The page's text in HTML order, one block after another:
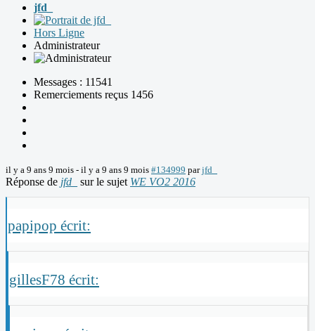
jfd_
Hors Ligne
Administrateur
Messages : 11541
Remerciements reçus 1456
il y a 9 ans 9 mois - il y a 9 ans 9 mois #134999 parjfd_
Réponse de jfd_ sur le sujet WE VO2 2016
papipop écrit:
gillesF78 écrit: